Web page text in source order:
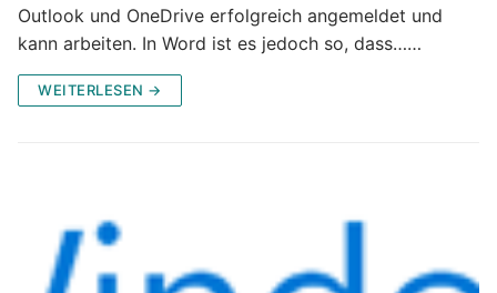
Outlook und OneDrive erfolgreich angemeldet und
kann arbeiten. In Word ist es jedoch so, dass……
WEITERLESEN →